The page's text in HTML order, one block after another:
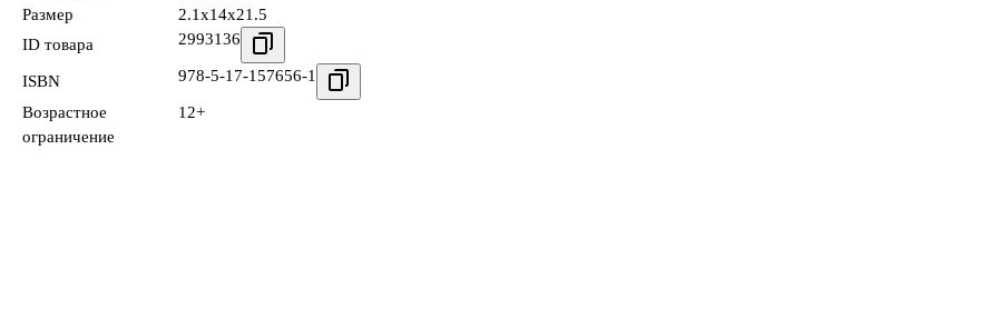
Размер
2.1x14x21.5
ID товара
2993136
ISBN 978-5-17-157656-1
Возрастное
ограничение
12+